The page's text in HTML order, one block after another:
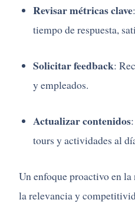
Revisarmétricasclave:
tiempoderespuesta,
Solicitarfeedback:
yempleados.
Actualizarcontenidos:
tours yactividades al
Un enfoqueproactivoen la
larelevanciay